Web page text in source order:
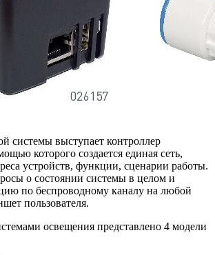
системы выступает контроллер
которого создается единая сеть,
устройств, функции, сценарии работы.
о состоянии системы в целом и
по беспроводному каналу на любой
пользователя.
освещения представлено 4 модели